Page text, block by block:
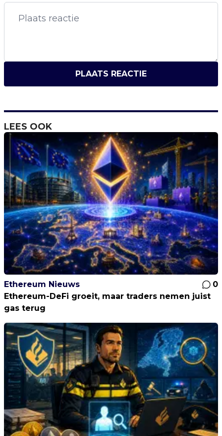
PLAATS REACTIE
LEES OOK
Ethereum Nieuws
0
Ethereum-DeFi groeit, maar traders nemen juist
gas terug